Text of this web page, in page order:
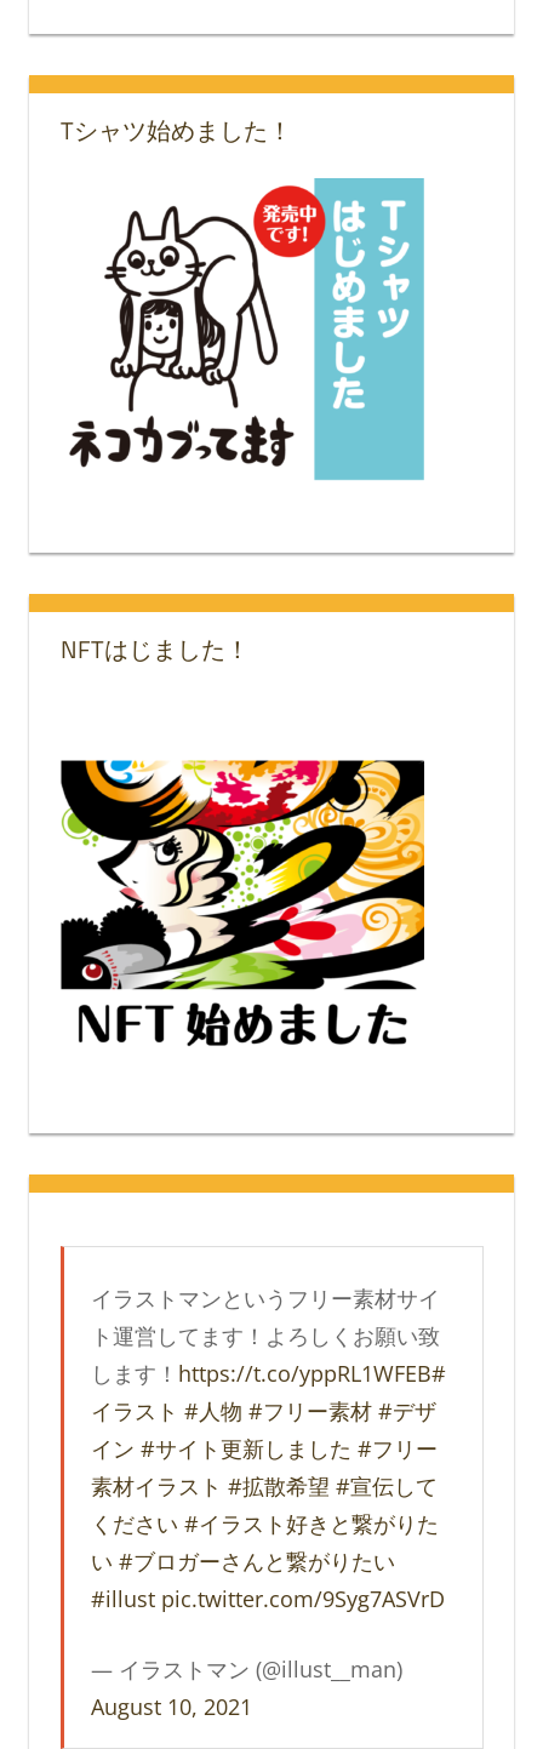
Tシャツ始めました！
NFTはじました！
イラストマンというフリー素材サイ
ト運営してます！よろしくお願い致
します！ https://t.co/yppRL1WFEB#
イラスト #人物 #フリー素材 #デザ
イン #サイト更新しました #フリー
素材イラスト #拡散希望 #宣伝して
ください #イラスト好きと繋がりた
い #ブロガーさんと繋がりたい
#illust pic.twitter.com/9Syg7ASVrD
— イラストマン (@illust__man)
August 10, 2021